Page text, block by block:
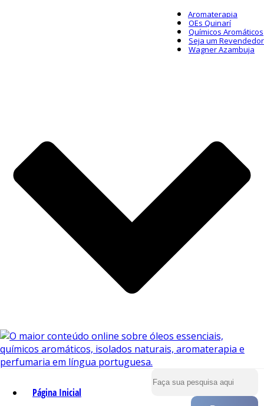
Aromaterapia
OEs Quinarí
Químicos Aromáticos
Seja um Revendedor
Wagner Azambuja
Página Inicial